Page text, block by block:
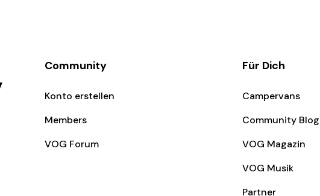
Community
Konto erstellen
Members
VOG Forum
Für Dich
Campervans
Community Blog
VOG Magazin
VOG Musik
Partner